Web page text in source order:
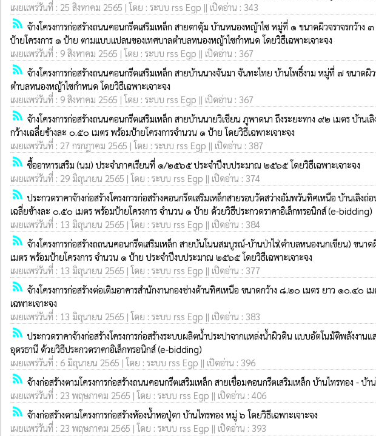
เผยแพร่วันที่ : 25 สิงหาคม 2565 | โดย : ระบบ rss Egp || เปิดอ่าน : 343
rss_feed จ้างโครงการก่อสร้างถนนคอนกรีตเสริมเหล็ก สายตาตุ้ม บ้านหนองหญ้าไซ หมู่ที่ ๑ ขนาดผิวจราจรกว้
ป้ายโครงการ ๑ ป้าย ตามแบบแปลนของเทศบาลตำบลหนองหญ้าไซกำหนด โดยวิธีเฉพาะเจาะจง
เผยแพร่วันที่ : 9 สิงหาคม 2565 | โดย : ระบบ rss Egp || เปิดอ่าน : 367
rss_feed จ้างโครงการก่อสร้างถนนคอนกรีตเสริมเหล็ก สายบ้านนางจันมา จันทะไทย บ้านโพธิ์งาม หมู่ที่ ๗ ขนา
ตำบลหนองหญ้าไซกำหนด โดยวิธีเฉพาะเจาะจง
เผยแพร่วันที่ : 9 สิงหาคม 2565 | โดย : ระบบ rss Egp || เปิดอ่าน : 367
rss_feed จ้างโครงการก่อสร้างถนนคอนกรีตเสริมเหล็ก สายบ้านนายวิเชียน ภูพาดนา ถึงระยะทาง ๙๒ เมตร บ้
กว้างเฉลี่ยข้างละ ๐.๕๐ เมตร พร้อมป้ายโครงการจำนวน ๑ ป้าย โดยวิธีเฉพาะเจาะจง
เผยแพร่วันที่ : 27 กรกฎาคม 2565 | โดย : ระบบ rss Egp || เปิดอ่าน : 387
rss_feed ซื้ออาหารเสริม (นม) ประจำภาคเรียนที่ ๑/๒๕๖๕ ประจำปีงบประมาณ ๒๕๖๕ โดยวิธีเฉพาะเจาะจง
เผยแพร่วันที่ : 29 มิถุนายน 2565 | โดย : ระบบ rss Egp || เปิดอ่าน : 374
rss_feed ประกวดราคาจ้างก่อสร้างโครงการก่อสร้างคอนกรีตเสริมเหล็กสายรอบวัดสว่างอัมพวันทิศเหนือ บ้าน
เฉลี่ยข้างละ ๐.๕๐ เมตร พร้อมป้ายโครงการ จำนวน ๑ ป้าย ด้วยวิธีประกวดราคาอิเล็กทรอนิกส์ (e-bidding)
เผยแพร่วันที่ : 13 มิถุนายน 2565 | โดย : ระบบ rss Egp || เปิดอ่าน : 384
rss_feed จ้างโครงการก่อสร้างถถนนคอนกรีตเสริมเหล็ก สายบ้นโนนสมบูรณ์-บ้านป่าไร่(ตำบลหนองนกเขียน) ข
เมตร พร้อมป้ายโครงการ จำนวน ๑ ป้าย ประจำปีงบประมาณ ๒๕๖๕ โดยวิธีเฉพาะเจาะจง
เผยแพร่วันที่ : 13 มิถุนายน 2565 | โดย : ระบบ rss Egp || เปิดอ่าน : 377
rss_feed จ้างโครงการก่อสร้างต่อเติมอาคารสำนักงานกองช่างด้านทิศเหนือ ขนาดกว้าง ๘.๒๐ เมตร ยาว ๑๐.
เฉพาะเจาะจง
เผยแพร่วันที่ : 13 มิถุนายน 2565 | โดย : ระบบ rss Egp || เปิดอ่าน : 383
rss_feed ประกวดราคาจ้างก่อสร้างโครงการก่อสร้างระบบผลิตน้ำประปาจากแหล่งน้ำผิวดิน แบบอัตโนมัติพลังง
อุดรธานี ด้วยวิธีประกวดราคาอิเล็กทรอนิกส์ (e-bidding)
เผยแพร่วันที่ : 6 มิถุนายน 2565 | โดย : ระบบ rss Egp || เปิดอ่าน : 396
rss_feed จ้างก่อสร้างตามโครงการก่อสร้างถนนคอนกรีตเสริมเหล็ก สายเชื่อมคอนกรีตเสริมเหล็ก บ้านไทรทอง -
เผยแพร่วันที่ : 23 พฤษภาคม 2565 | โดย : ระบบ rss Egp || เปิดอ่าน : 406
rss_feed จ้างก่อสร้างตามโครงการก่อสร้างห้องน้ำหอปู่ตา บ้านไทรทอง หมู่ ๖ โดยวิธีเฉพาะเจาะจง
เผยแพร่วันที่ : 23 พฤษภาคม 2565 | โดย : ระบบ rss Egp || เปิดอ่าน : 393